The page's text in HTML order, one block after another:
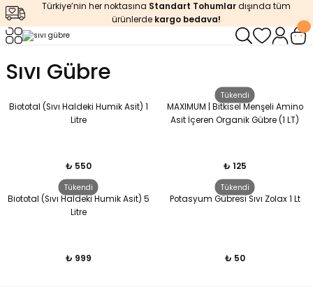
Türkiye’nin her noktasına Standart Tohumlardışında tüm
ürünlerde kargo bedava!
Sıvı Gübre
Biototal (Sıvı Haldeki Humik Asit) 1
Litre
₺ 550
Tükendi
MAXIMUM | Bitkisel Menşeli Amino
Asit İçeren Organik Gübre (1 LT)
₺ 125
Tükendi
Biototal (Sıvı Haldeki Humik Asit) 5
Litre
₺ 999
Tükendi
Potasyum Gübresi Sıvı Zolax 1 Lt
₺ 50
Geri Dön
Geri Dön
Geri Dön
Geri Dön
Ürünleri
Geri Dön